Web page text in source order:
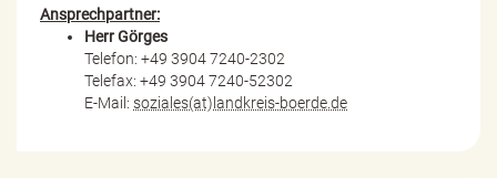
Ansprechpartner:
Herr Görges
Telefon: +49 3904 7240-2302
Telefax: +49 3904 7240-52302
E-Mail: soziales(at)landkreis-boerde.de